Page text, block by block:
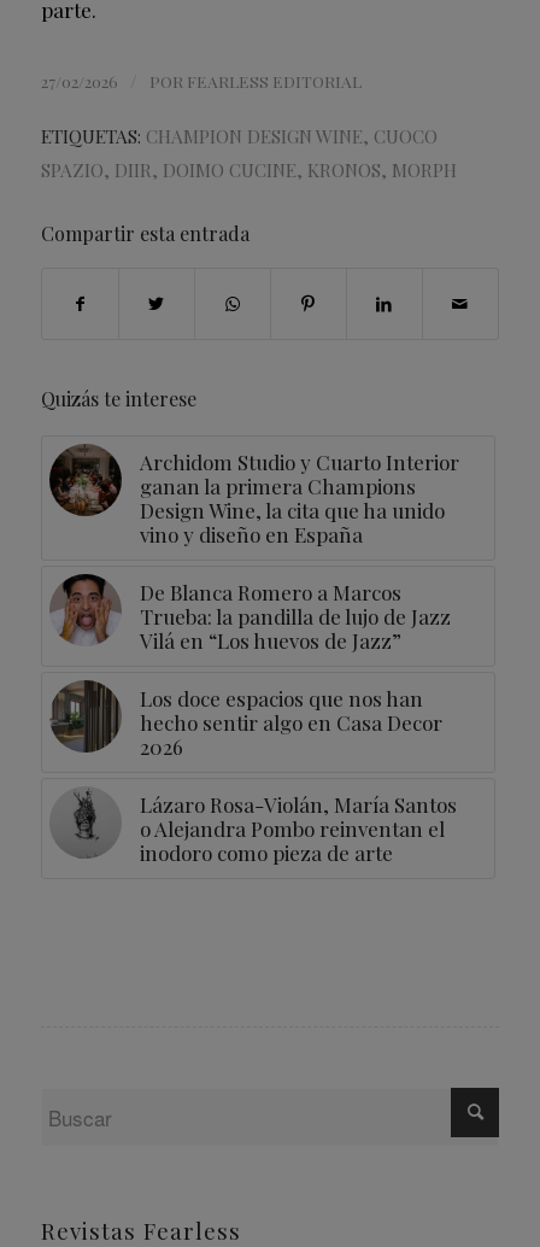
parte.
27/02/2026 POR FEARLESS EDITORIAL
ETIQUETAS: CHAMPION DESIGN WINE, CUOCO
SPAZIO, DIIR, DOIMO CUCINE, KRONOS, MORPH
Compartir esta entrada
Quizás te interese
Archidom Studio y Cuarto Interior
ganan la primera Champions
Design Wine, la cita que ha unido
vino y diseño en España
De Blanca Romero a Marcos
Trueba: la pandilla de lujo de Jazz
Vilá en “Los huevos de Jazz”
Los doce espacios que nos han
hecho sentir algo en Casa Decor
2026
Lázaro Rosa-Violán, María Santos
o Alejandra Pombo reinventan el
inodoro como pieza de arte
Revistas Fearless